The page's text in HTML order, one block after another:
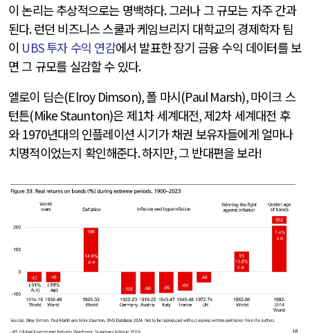
이 논리는 추상적으로는 명백하다.그러나 그 규모는 자주 간과
된다.런던 비즈니스 스쿨과 케임브리지 대학교의 경제학자 팀
이 UBS투자 수익 연감에서 발표한 장기 금융 수익 데이터를 보
면 그 규모를 실감할 수 있다.
엘로이 딤슨(Elroy Dimson),폴 마시(Paul Marsh),마이크 스
턴튼(Mike Staunton)은 제1차 세계대전,제2차 세계대전 후
와1970년대의 인플레이션 시기가 채권 보유자들에게 얼마나
치명적이었는지 확인해준다.하지만,그 반대편을 보라!